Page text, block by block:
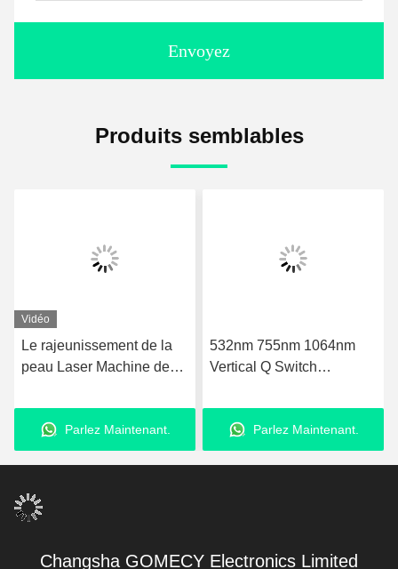
Envoyez
Produits semblables
532nm 755nm 1064nm
Vertical Q Switch
élimination de l' acné
Parlez Maintenant.
Machine d' épilation Nd
Yag Laser à diode / Pico 2
rajeunissement de la peau
au laser au carbone
Parlez Maintenant.
Changsha GOMECY Electronics Limited